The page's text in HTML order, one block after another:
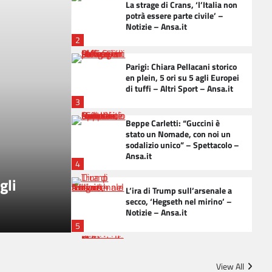
La strage di Crans, ‘l’Italia
civile’ – Notizie – Ansa.it
2
La strage di Crans, ‘l’Italia non
potrà essere parte civile’ –
Notizie – Ansa.it
3
Parigi: Chiara Pellacani storico
en plein, 5 ori su 5 agli Europei
di tuffi – Altri Sport – Ansa.it
4
Beppe Carletti: “Guccini è
stato un Nomade, con noi un
sodalizio unico” – Spettacolo –
Ansa.it
5
L’ira di Trump sull’arsenale a
secco, ‘Hegseth nel mirino’ –
Notizie – Ansa.it
View All